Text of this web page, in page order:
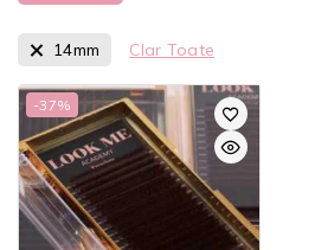
14mm Clar Toate
-37%